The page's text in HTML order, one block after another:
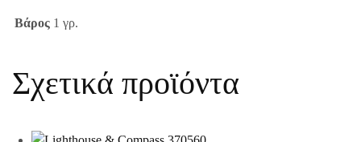
Βάρος 1 γρ.
Σχετικά προϊόντα